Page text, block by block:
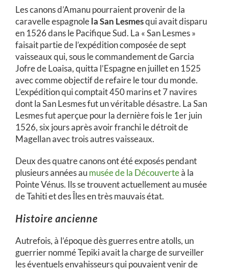
Les canons d’Amanu pourraient provenir de la
caravelle espagnolela San Lesmesqui avait disparu
en 1526 dans le Pacifique Sud. La « San Lesmes »
faisait partie de l’expédition composée de sept
vaisseaux qui, sous le commandement de Garcia
Jofre de Loaisa, quitta l’Espagne en juillet en 1525
avec comme objectif de refaire le tour du monde.
L’expédition qui comptait 450 marins et 7 navires
dont la San Lesmes fut un véritable désastre. La San
Lesmes fut aperçue pour la dernière fois le 1er juin
1526, six jours après avoir franchi le détroit de
Magellan avec trois autres vaisseaux.
Deux des quatre canons ont été exposés pendant
plusieurs années aumusée de la Découverteà la
Pointe Vénus. Ils se trouvent actuellement au musée
de Tahiti et des Îles en très mauvais état.
Histoire ancienne
Autrefois, à l’époque dès guerres entre atolls, un
guerrier nommé Tepiki avait la charge de surveiller
les éventuels envahisseurs qui pouvaient venir de